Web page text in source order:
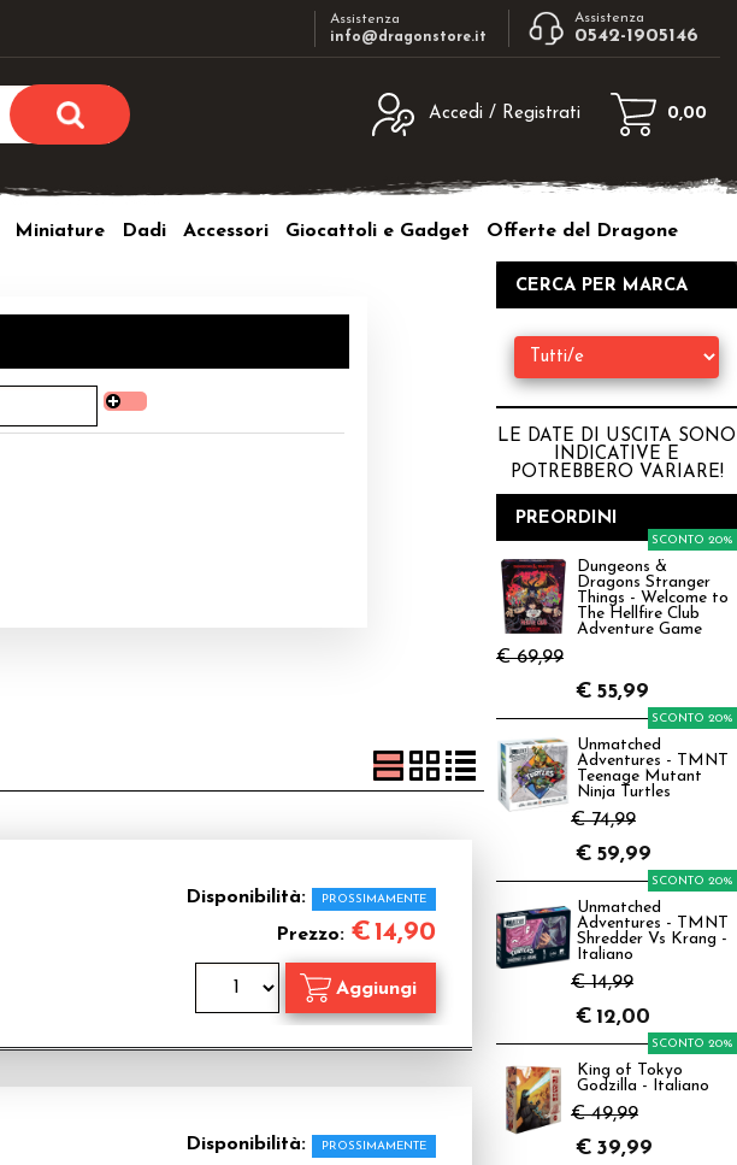
Assistenza
info@dragonstore.it
Assistenza
0542-1905146
Accedi / Registrati
utente e la password e poi clicca sul
sito clicca sul pulsante "Registrati"
0,00
Miniature Dadi Accessori Giocattoli e Gadget Offerte del Dragone
Disponibilità: PROSSIMAMENTE
Prezzo: €14,90
Disponibilità: PROSSIMAMENTE
CERCA PER MARCA
LE DATE DI USCITA SONO
INDICATIVE E
POTREBBERO VARIARE!
PREORDINI
Dungeons &
Dragons Stranger
Things - Welcome to
The Hellfire Club
Adventure Game
€ 69,99
SCONTO 20%
€ 55,99
Unmatched
Adventures - TMNT
Teenage Mutant
Ninja Turtles
€ 74,99
SCONTO 20%
€ 59,99
Unmatched
Adventures - TMNT
Shredder Vs Krang -
Italiano
€ 14,99
SCONTO 20%
€ 12,00
King of Tokyo
Godzilla - Italiano
€ 49,99
SCONTO 20%
€ 39,99